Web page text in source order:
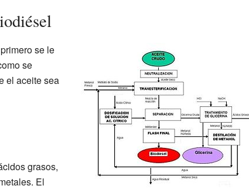
se le
se
el aceite sea
grasos,
El